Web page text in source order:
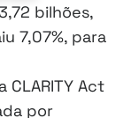
bilhões,
7,07%, para
Act
por